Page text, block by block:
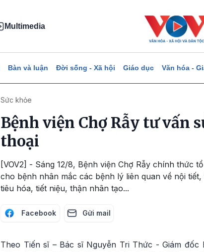
Multimedia
Bàn và luận Đời sống - Xã hội Giáo dục Văn hóa -
Sức khỏe
Bệnh viện Chợ Rẫy tư vấn
thoại
[VOV2] - Sáng 12/8, Bệnh viện Chợ Rẫy chính thức
cho bệnh nhân mắc các bệnh lý liên quan về nội
tiêu hóa, tiết niệu, thận nhân tạo...
Facebook Gửi mail
Theo Tiến sĩ – Bác sĩ Nguyễn Tri Thức - Giám